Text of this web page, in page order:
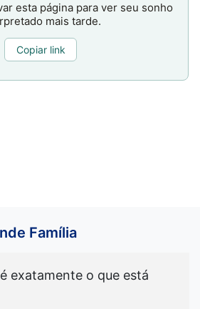
esta página para ver seu sonho
mais tarde.
Copiar link
Família
exatamente o que está